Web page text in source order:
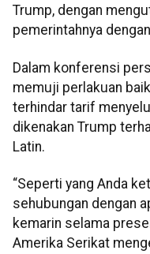
Trump, dengan
pemerintahnya
Dalam konferensi
memuji perlakuan
terhindar tarif
dikenakan Trump
Latin.
“Seperti yang Anda
sehubungan dengan
kemarin selama
Amerika Serikat